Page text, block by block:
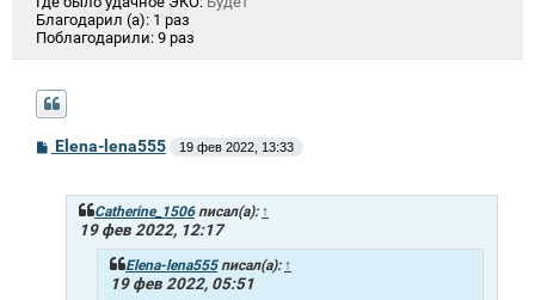
Благодарил (а): 1 раз
Поблагодарили: 9 раз
С
о
Elena-lena555 19 фев 2022, 13:33
Catherine_1506писал(а): ↑
19 фев 2022, 12:17
Elena-lena555писал(а): ↑
19 фев 2022, 05:51